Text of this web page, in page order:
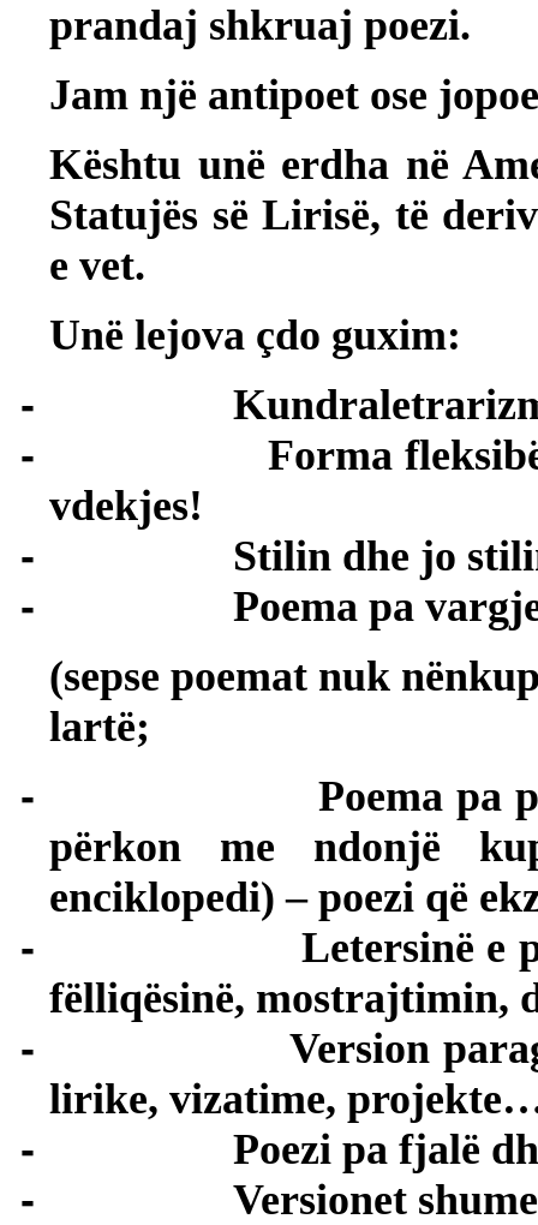
prandaj shkruaj poezi.
Jam një antipoet ose
Kështu unë erdha në
Statujës së Lirisë, të
e vet.
Unë lejova çdo guxim:
-
-
Forma
vdekjes!
-
Stilin dhe jo
-
Poema pa
(sepse poemat nuk
lartë;
-
Poema pa
përkon me ndonjë
enciklopedi) – poezi që
-
Letersinë e
fëlliqësinë, mostrajtimin,
-
Version
lirike, vizatime,
-
Poezi pa fjalë
-
Versionet